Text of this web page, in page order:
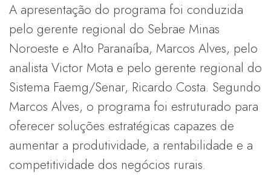
A apresentação do programa foi conduzida
pelo gerente regional do Sebrae Minas
Noroeste e Alto Paranaíba, Marcos Alves, pelo
analista Victor Mota e pelo gerente regional do
Sistema Faemg/Senar, Ricardo Costa. Segundo
Marcos Alves, o programa foi estruturado para
oferecer soluções estratégicas capazes de
aumentar a produtividade, a rentabilidade e a
competitividade dos negócios rurais.